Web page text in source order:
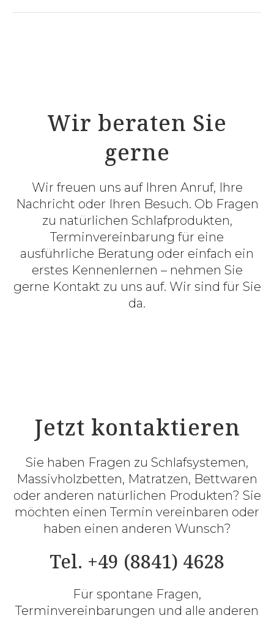
Wir beraten Sie
gerne
Wir freuen uns auf Ihren Anruf, Ihre
Nachricht oder Ihren Besuch. Ob Fragen
zu natürlichen Schlafprodukten,
Terminvereinbarung für eine
ausführliche Beratung oder einfach ein
erstes Kennenlernen – nehmen Sie
gerne Kontakt zu uns auf. Wir sind für Sie
da.
Jetzt kontaktieren
Sie haben Fragen zu Schlafsystemen,
Massivholzbetten, Matratzen, Bettwaren
oder anderen natürlichen Produkten? Sie
möchten einen Termin vereinbaren oder
haben einen anderen Wunsch?
Tel. +49 (8841) 4628
Für spontane Fragen,
Terminvereinbarungen und alle anderen